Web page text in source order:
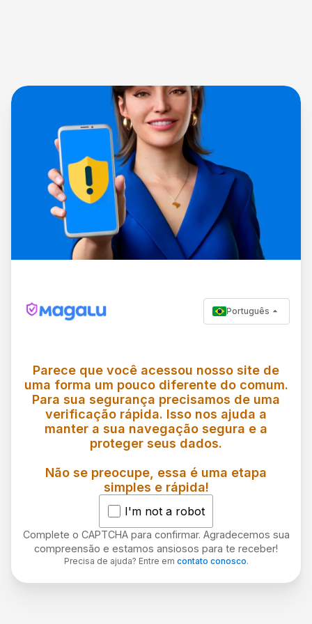
Português
Parece que você acessou nosso site de
uma forma um pouco diferente do comum.
Para sua segurança precisamos de uma
verificação rápida. Isso nos ajuda a
manter a sua navegação segura e a
proteger seus dados.
Não se preocupe, essa é uma etapa
simples e rápida!
I'm not a robot
Complete o CAPTCHA para confirmar. Agradecemos sua
compreensão e estamos ansiosos para te receber!
Precisa de ajuda? Entre em contato conosco.